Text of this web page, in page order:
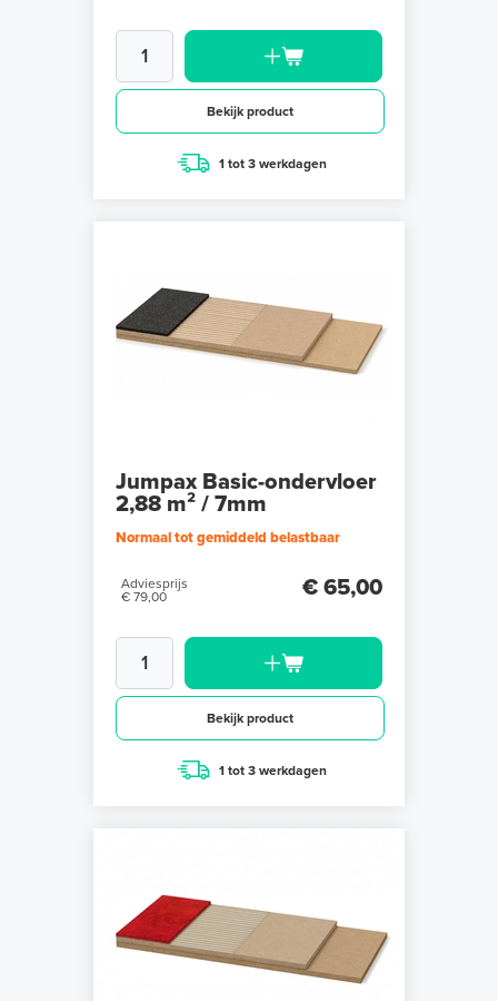
Bekijk product
1 tot 3 werkdagen
Jumpax Basic-ondervloer
2,88 m² / 7mm
Normaal tot gemiddeld belastbaar
Adviesprijs
€ 79,00
€ 65,00
Bekijk product
1 tot 3 werkdagen